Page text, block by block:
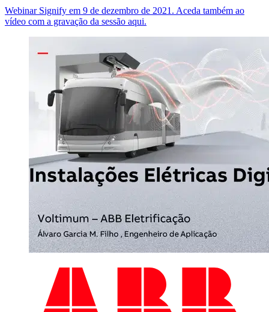
Webinar Signify em 9 de dezembro de 2021. Aceda também ao
vídeo com a gravação da sessão aqui.